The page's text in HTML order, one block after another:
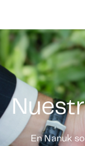
En Nanuk